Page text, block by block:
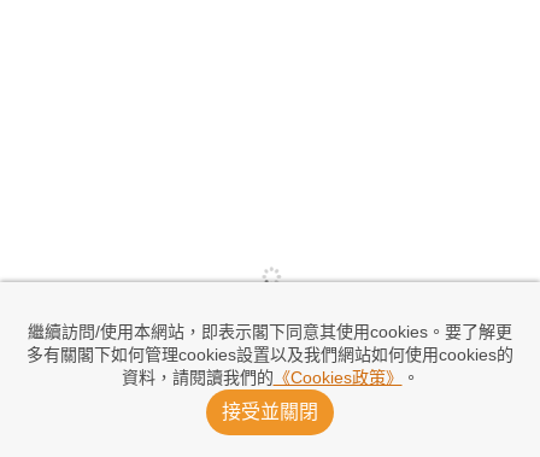
繼續訪問/使用本網站，即表示閣下同意其使用cookies。要了解更
多有關閣下如何管理cookies設置以及我們網站如何使用cookies的
資料，請閱讀我們的 《Cookies政策》 。
接受並關閉